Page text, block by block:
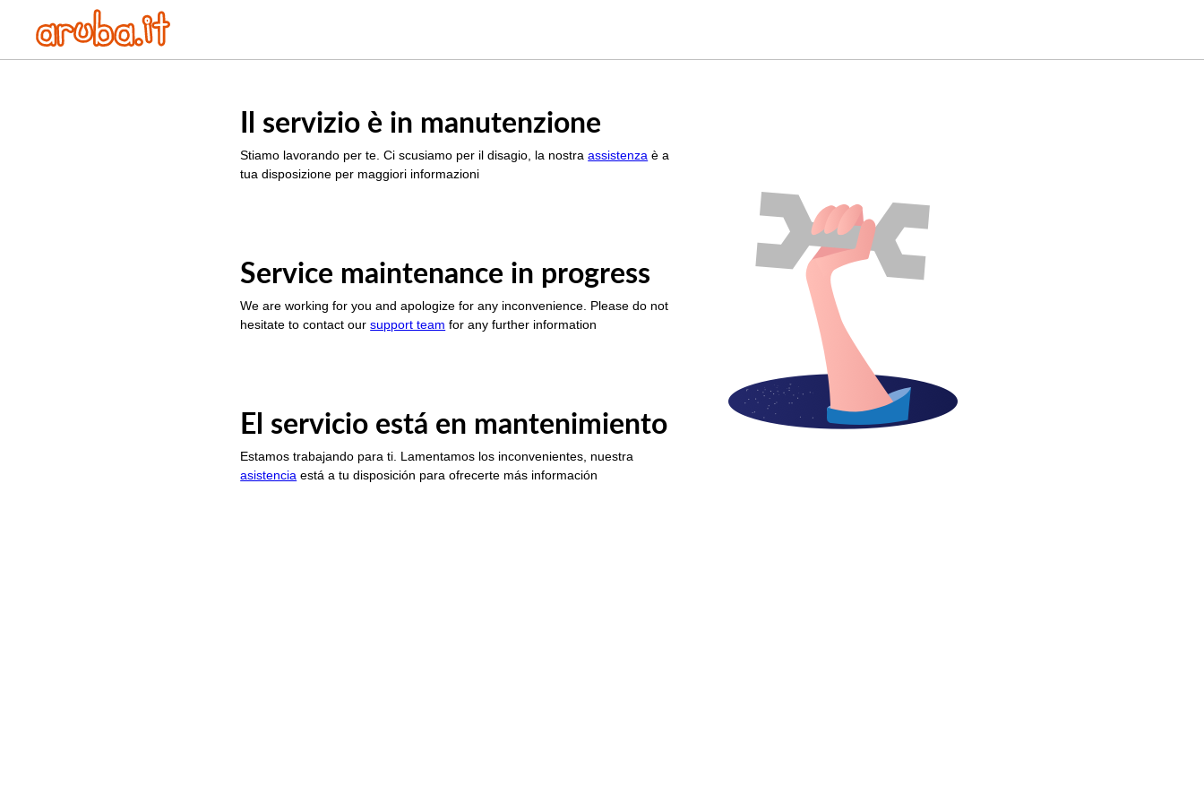
Il servizio è in manutenzione
Stiamo lavorando per te. Ci scusiamo per il disagio, la nostraassistenza è a
tua disposizione per maggiori informazioni
Service maintenance in progress
We are working for you and apologize for any inconvenience. Please do not
hesitate to contact oursupport team for any further information
El servicio está en mantenimiento
Estamos trabajando para ti. Lamentamos los inconvenientes, nuestra
asistencia está a tu disposición para ofrecerte más información